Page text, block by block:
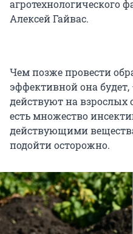
агротехнологического
Алексей Гайвас.
Чем позже провести
эффективной она
действуют на взрослых
есть множество
действующими
подойти осторожно.